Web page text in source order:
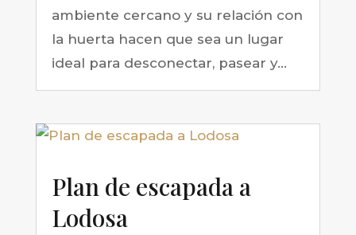
ambiente cercano y su relación con
la huerta hacen que sea un lugar
ideal para desconectar, pasear y...
Plan de escapada a
Lodosa